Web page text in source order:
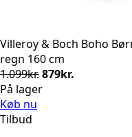
Villeroy & Boch Boho
regn 160 cm
1.099kr.Den
oprindelige
879kr.
På lager
Køb nu
Tilbud